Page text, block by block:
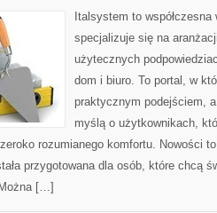
Italsystem to
specjalizuje się na
użytecznych
dom i biuro. To portal, w
praktycznym podejściem,
myślą o użytkownikach,
rozumianego komfortu. Nowości
przygotowana dla osób, które chcą
[…]